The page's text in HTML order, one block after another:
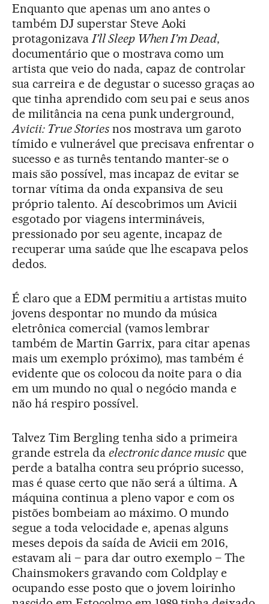
Enquanto que apenas um ano antes o
também DJ superstar Steve Aoki
protagonizavaI’ll Sleep When I’m Dead,
documentário que o mostrava como um
artista que veio do nada, capaz de controlar
sua carreira e de degustar o sucesso graças ao
que tinha aprendido com seu pai e seus anos
de militância na cena punk underground,
Avicii: True Storiesnos mostrava um garoto
tímido e vulnerável que precisava enfrentar o
sucesso e as turnês tentando manter-se o
mais são possível, mas incapaz de evitar se
tornar vítima da onda expansiva de seu
próprio talento. Aí descobrimos um Avicii
esgotado por viagens intermináveis,
pressionado por seu agente, incapaz de
recuperar uma saúde que lhe escapava pelos
dedos.
É claro que a EDM permitiu a artistas muito
jovens despontar no mundo da música
eletrônica comercial (vamos lembrar
também de Martin Garrix, para citar apenas
mais um exemplo próximo), mas também é
evidente que os colocou da noite para o dia
em um mundo no qual o negócio manda e
não há respiro possível.
Talvez Tim Bergling tenha sido a primeira
grande estrela da electronic dance music que
perde a batalha contra seu próprio sucesso,
mas é quase certo que não será a última. A
máquina continua a pleno vapor e com os
pistões bombeiam ao máximo. O mundo
segue a toda velocidade e, apenas alguns
meses depois da saída de Avicii em 2016,
estavam ali – para dar outro exemplo – The
Chainsmokers gravando com Coldplay e
ocupando esse posto que o jovem loirinho